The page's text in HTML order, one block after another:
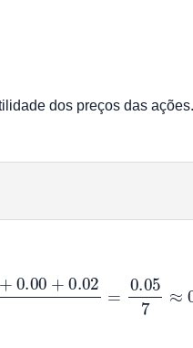
dos preços das
+0.02 7 =0.05 7≈ 0.0071